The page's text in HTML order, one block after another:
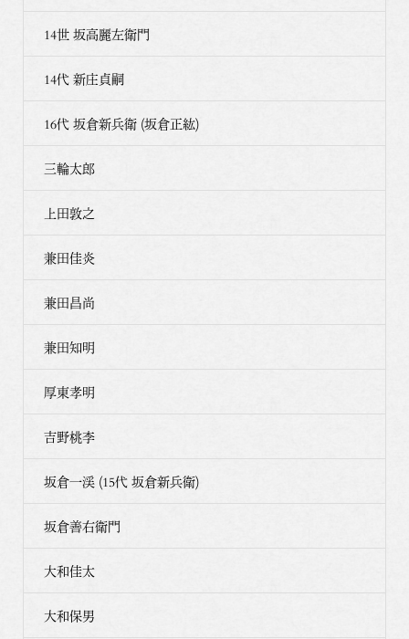
14世 坂高麗左衛門
14代 新庄貞嗣
16代 坂倉新兵衛 (坂倉正紘)
三輪太郎
上田敦之
兼田佳炎
兼田昌尚
兼田知明
厚東孝明
吉野桃李
坂倉一渓 (15代 坂倉新兵衛)
坂倉善右衛門
大和佳太
大和保男